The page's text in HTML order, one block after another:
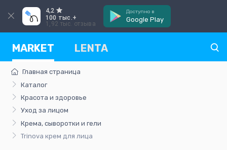
4,2
100 тыс.+
1,92 тыс. отзыва
Доступно в
Google Play
MARKET LENTA
Главная страница
Каталог
Красота и здоровье
Уход за лицом
Крема, сыворотки и гели
Trinova крем для лица